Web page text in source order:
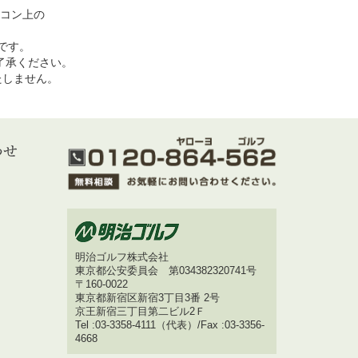
ン上の
。
ください。
ません。
明治ゴルフ株式会社
東京都公安委員会 第034382320741号
〒160-0022
東京都新宿区新宿3丁目3番 2号
京王新宿三丁目第二ビル2Ｆ
Tel :03-3358-4111（代表）/Fax :03-3356-
4668